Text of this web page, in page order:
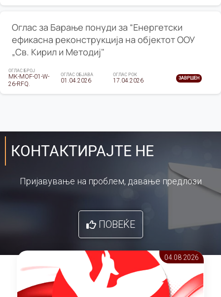
Оглас за Барање понуди за “Енергетски
ефикасна реконструкција на објектот ООУ
„Св. Кирил и Методиј"
ОГЛАС БРОЈ
MK-MOF-01-W-
26-RFQ.
ОГЛАС ОБЈАВА
01.04.2026
ОГЛАС РОК
17.04.2026 ЗАВРШЕН
КОНТАКТИРАЈТЕ НЕ
Пријавување на проблем, давање предлози
ПОВЕЌЕ
04.08 2026